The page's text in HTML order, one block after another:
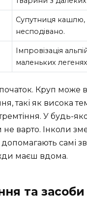
Супутниця
несподівано.
Імпровізація
маленьких
Круп може
такі як висока
У будь-
не варто. Інколи
самі
маєш вдома.
та